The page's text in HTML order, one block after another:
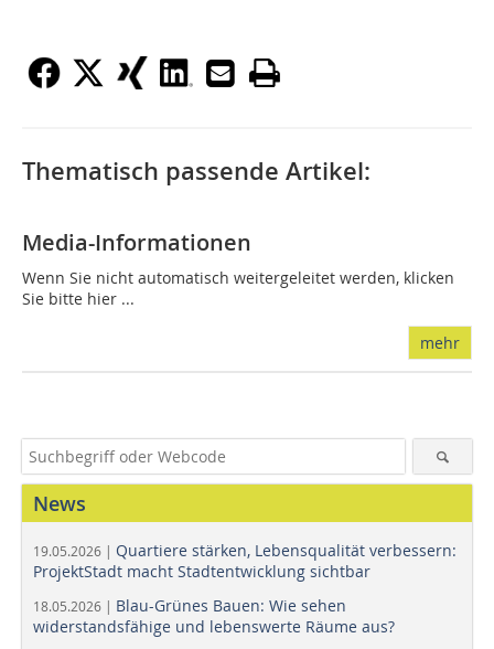
Thematisch passende Artikel:
Media-Informationen
Wenn Sie nicht automatisch weitergeleitet werden, klicken
Sie bitte hier ...
mehr
News
19.05.2026 | Quartiere stärken, Lebensqualität verbessern:
ProjektStadt macht Stadtentwicklung sichtbar
18.05.2026 | Blau-Grünes Bauen: Wie sehen
widerstandsfähige und lebenswerte Räume aus?